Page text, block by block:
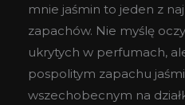
mnie jaśmin to jeden z
zapachów. Nie myślę
ukrytych w perfumach,
pospolitym zapachu
wszechobecnym na